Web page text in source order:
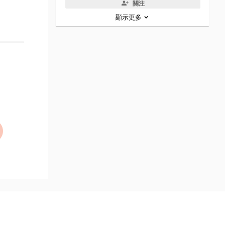
關注
顯示更多